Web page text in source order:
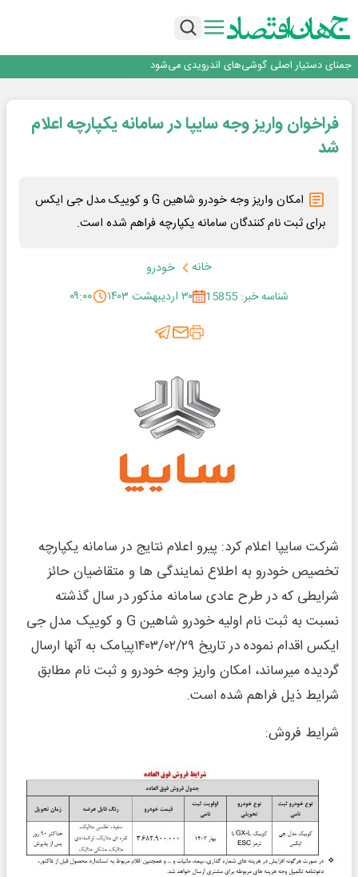
ایران، شریک راهبردی اتحادیه اقتصادی اوراسیا در مسیر توسعه تجارت و همگرایی
جمنای دستیار اصلی گوشی‌های اندرویدی می‌شود
برگزاری آیین نکوداشت فعالان مواکب مرز شلمچه توسط شهرداری منطقه یک
ایران، شریک راهبردی اتحادیه اقتصادی اوراسیا در مسیر توسعه تجارت و همگرایی
منطقه‌ای
فراخوان واریز وجه سایپا در سامانه یکپارچه اعلام
شد
امکان واریز وجه خودرو شاهین G و کوییک مدل جی ایکس
برای ثبت نام کنندگان سامانه یکپارچه فراهم شده است.
خانه
خودرو
شناسه خبر: 15855
۳۰ اردیبهشت ۱۴۰۳ ۰۹:۰۰
شرکت سایپا اعلام کرد: پیرو اعلام نتایج در سامانه یکپارچه
تخصیص خودرو به اطلاع نمایندگی ها و متقاضیان حائز
شرایطی که در طرح عادی سامانه مذکور در سال گذشته
نسبت به ثبت نام اولیه خودرو شاهین G و کوییک مدل جی
ایکس اقدام نموده در تاریخ ۱۴۰۳/۰۲/۲۹پیامک به آنها ارسال
گردیده میرساند، امکان واریز وجه خودرو و ثبت نام مطابق
شرایط ذیل فراهم شده است.
شرایط فروش: